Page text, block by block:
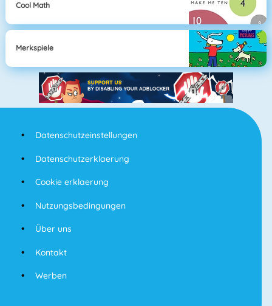
Cool Math
Merkspiele
Datenschutzeinstellungen
Datenschutzerklaerung
Cookie erklaerung
Nutzungsbedingungen
Über uns
Kontakt
Werben